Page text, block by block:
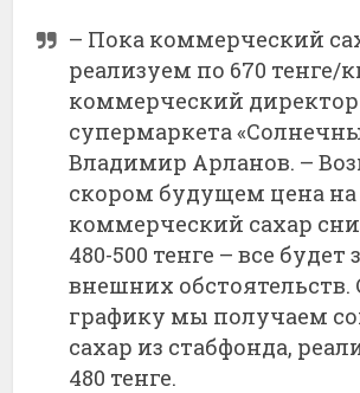
– Пока коммерческий
реализуем по 670 тенге/
коммерческий директор
супермаркета
Владимир Арланов. –
скором будущем цена на
коммерческий сахар
480-500 тенге – все будет
внешних обстоятельств.
графику мы получаем
сахар из стабфонда,
480 тенге.